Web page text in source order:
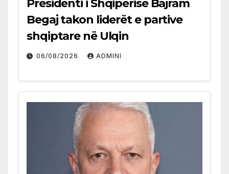
Presidenti i Shqipërisë Bajram
Begaj takon liderët e partive
shqiptare në Ulqin
06/08/2026 ADMINI